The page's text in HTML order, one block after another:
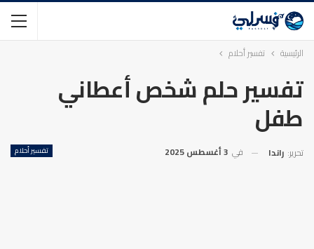
الرئيسية تفسير أحلام
تفسير حلم شخص أعطاني
طفل
تفسير أحلام تحرير: راندا في 3 أغسطس 2025